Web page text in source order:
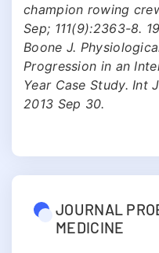
champion rowing
Sep; 111(9):2363-8.
Boone J.
Progression in an
Year Case Study. Int
2013 Sep 30.
JOURNAL
MEDICINE